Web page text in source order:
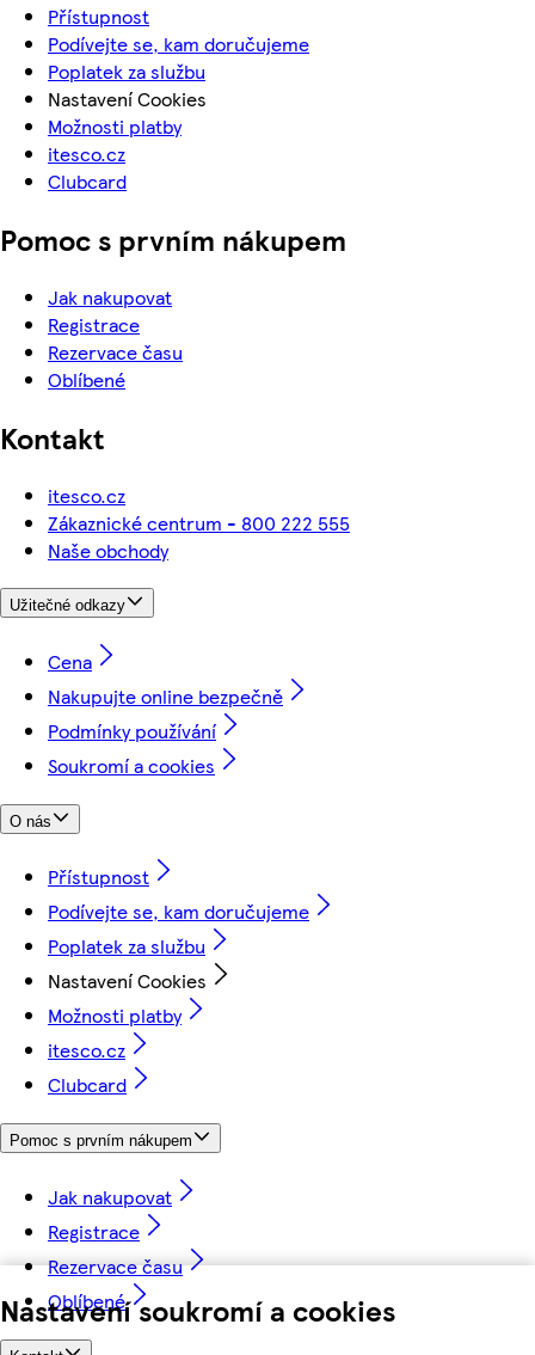
Nastavení soukromí a cookies
Přístupnost
Podívejte se, kam doručujeme
Poplatek za službu
Nastavení Cookies
Možnosti platby
itesco.cz
Clubcard
Pomoc s prvním nákupem
Jak nakupovat
Registrace
Rezervace času
Oblíbené
Kontakt
itesco.cz
Zákaznické centrum - 800 222 555
Naše obchody
Užitečné odkazy
Cena
Nakupujte online bezpečně
Podmínky používání
Soukromí a cookies
O nás
Přístupnost
Podívejte se, kam doručujeme
Poplatek za službu
Nastavení Cookies
Možnosti platby
itesco.cz
Clubcard
Pomoc s prvním nákupem
Jak nakupovat
Registrace
Rezervace času
Oblíbené